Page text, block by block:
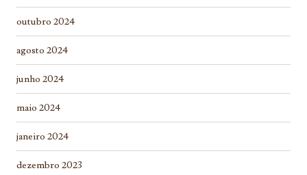
outubro 2024
agosto 2024
junho 2024
maio 2024
janeiro 2024
dezembro 2023